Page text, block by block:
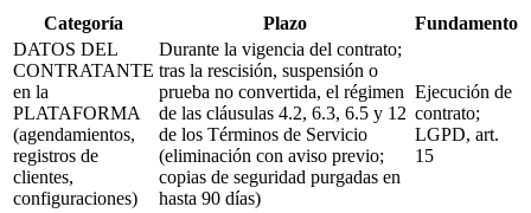
Categoría Plazo
Fundamento
DATOS DEL
CONTRATANTE
en la
PLATAFORMA
(agendamientos,
registros de
clientes,
configuraciones)
Durante la vigencia del contrato;
tras la rescisión, suspensión o
prueba no convertida, el régimen
de las cláusulas 4.2, 6.3, 6.5 y 12
de los Términos de Servicio
(eliminación con aviso previo;
copias de seguridad purgadas en
hasta 90 días)
Ejecución de
contrato;
LGPD, art.
15